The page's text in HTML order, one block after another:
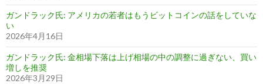
ガンドラック氏: アメリカの若者はもうビットコインの話をしていな
い
2026年4月16日
ガンドラック氏: 金相場下落は上げ相場の中の調整に過ぎない、買い
増しを推奨
2026年3月29日